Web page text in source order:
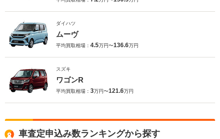
ダイハツ
ムーヴ
平均買取相場： 4.5万円〜136.6万円
スズキ
ワゴンR
平均買取相場： 3万円〜121.6万円
車査定申込み数ランキングから探す